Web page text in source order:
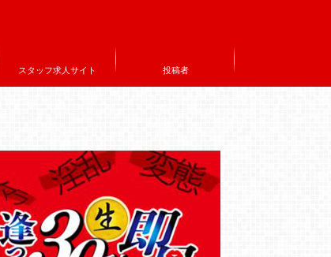
スタッフ求人サイト 投稿者